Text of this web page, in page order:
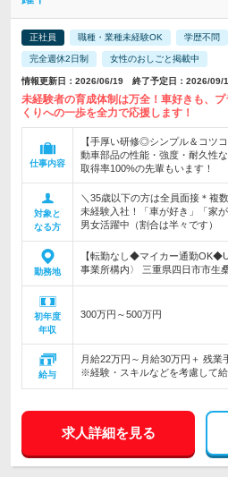
正社員 職種・業種未経験OK 学歴不問
完全週休2日制 女性のおしごと掲載中
情報更新日：2026/06/19 終了予定日：2026/09/
未経験者の育成体制は万全！車好きも、
くりへの一歩を全力で応援します！
仕事内容
【手厚い研修◎シンプル＆コツ
動車部品の性能・強度・耐久性
取得率100%の先輩もいます！
対象と
なる方
＼35歳以下の方は全員面接＊複
未経験入社！「車が好き」「家
男女活躍中（割合は半々です）
勤務地
【転勤なし◆マイカー通勤
事業所構内〉 三重県四日市市生
初年度
年収
300万円～500万円
給与
月給22万円～月給30万円＋ 残業
※経験・スキルなどを考慮して
求人詳細を見る